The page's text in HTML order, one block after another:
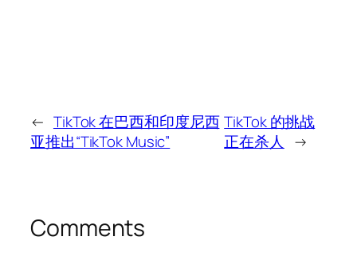
← TikTok 在巴西和印度尼西
亚推出“TikTok Music”
TikTok 的挑战
正在杀人
→
Comments